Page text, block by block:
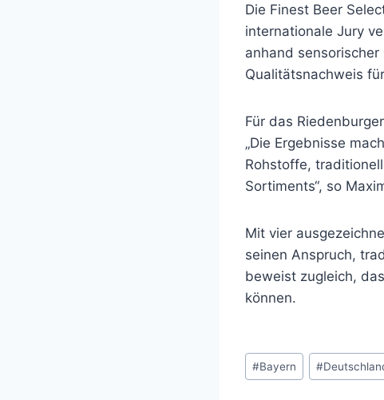
Die Finest Beer
internationale Jury
anhand
Qualitätsnachweis
Für das
„Die Ergebnisse
Rohstoffe,
Sortiments“, so
Mit vier
seinen Anspruch,
beweist zugleich,
können.
Schlagworte:
#Bayern #